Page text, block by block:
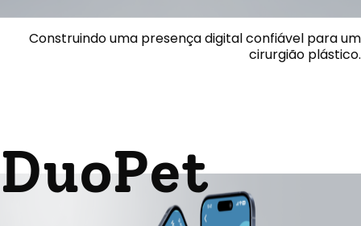
Construindo uma presença digital confiável para um
cirurgião plástico.
DuoPet